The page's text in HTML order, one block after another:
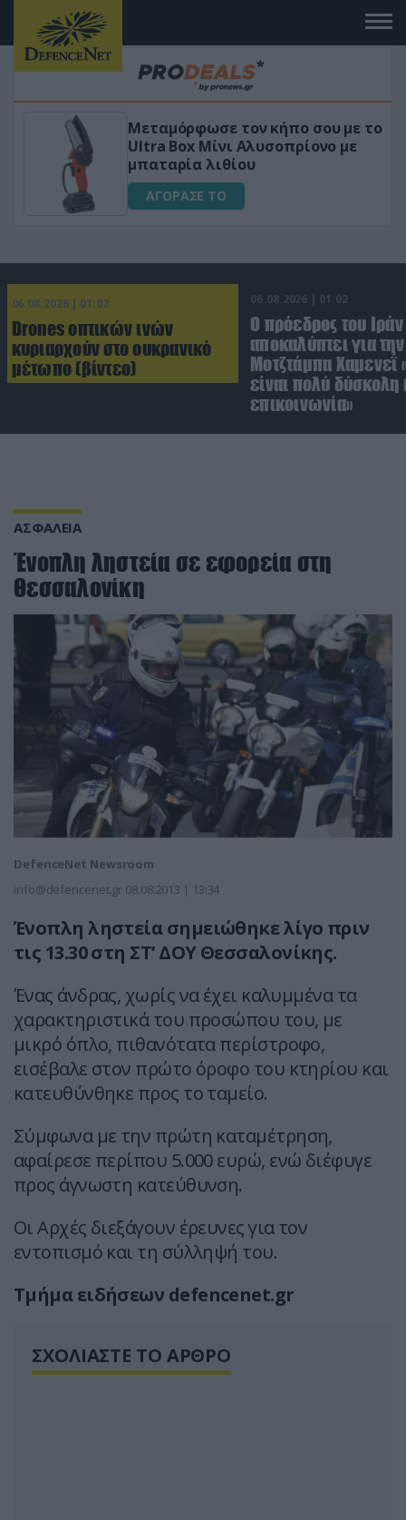
με το
«Μαγική» φόρμουλα τριβόλι
για αύξηση της λίμπιντο
ΑΓΟΡΑΣΕ ΤΟ
06.08.2026 | 01:02
Drones οπτικών ινών
κυριαρχούν στο ουκρανικό
μέτωπο (βίντεο)
06.08.2026 | 01:02
Ο πρόεδρος του Ιράν
αποκαλύπτει για
Μοτζτάμπα Χαμενεΐ
είναι πολύ δύσκολη
επικοινωνία»
ΑΣΦΑΛΕΙΑ
Ένοπλη ληστεία σε εφορεία στη
Θεσσαλονίκη
DefenceNet Newsroom
info@defencenet.gr 08.08.2013 | 13:34
Ένοπλη ληστεία σημειώθηκε λίγο πριν
τις 13.30 στη ΣΤ’ ΔΟΥ Θεσσαλονίκης.
Ένας άνδρας, χωρίς να έχει καλυμμένα τα
χαρακτηριστικά του προσώπου του, με
μικρό όπλο, πιθανότατα περίστροφο,
εισέβαλε στον πρώτο όροφο του κτηρίου και
κατευθύνθηκε προς το ταμείο.
Σύμφωνα με την πρώτη καταμέτρηση,
αφαίρεσε περίπου 5.000 ευρώ, ενώ διέφυγε
προς άγνωστη κατεύθυνση.
Οι Αρχές διεξάγουν έρευνες για τον
εντοπισμό και τη σύλληψή του.
Τμήμα ειδήσεων defencenet.gr
ΣΧΟΛΙΑΣΤΕ ΤΟ ΑΡΘΡΟ